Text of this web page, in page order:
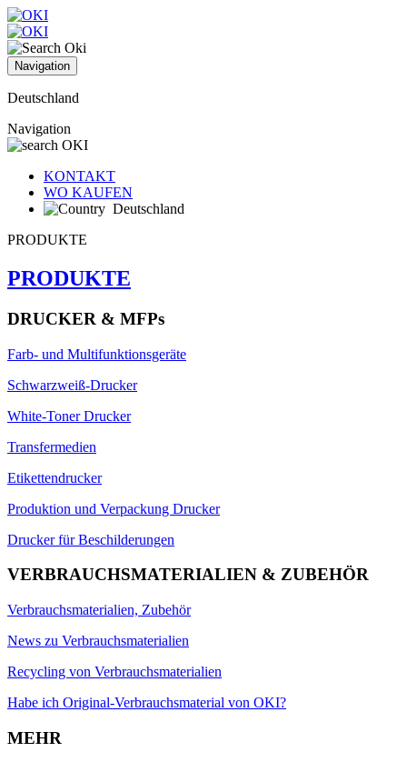
Navigation
Deutschland
Navigation
KONTAKT
WO KAUFEN
Deutschland
PRODUKTE
PRODUKTE
DRUCKER & MFPs
Farb- und Multifunktionsgeräte
Schwarzweiß-Drucker
White-Toner Drucker
Transfermedien
Etikettendrucker
Produktion und Verpackung Drucker
Drucker für Beschilderungen
VERBRAUCHSMATERIALIEN & ZUBEHÖR
Verbrauchsmaterialien, Zubehör
News zu Verbrauchsmaterialien
Recycling von Verbrauchsmaterialien
Habe ich Original-Verbrauchsmaterial von OKI?
MEHR